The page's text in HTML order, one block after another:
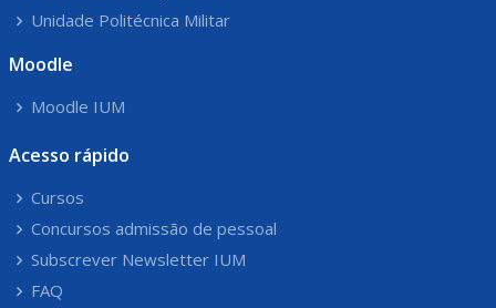
Unidade Politécnica Militar
Moodle
Moodle IUM
Acesso rápido
Cursos
Concursos admissão de pessoal
Subscrever Newsletter IUM
FAQ